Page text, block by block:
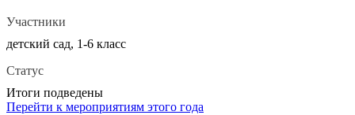
Участники
детский сад, 1-6 класс
Статус
Итоги подведены
Перейти к мероприятиям этого года